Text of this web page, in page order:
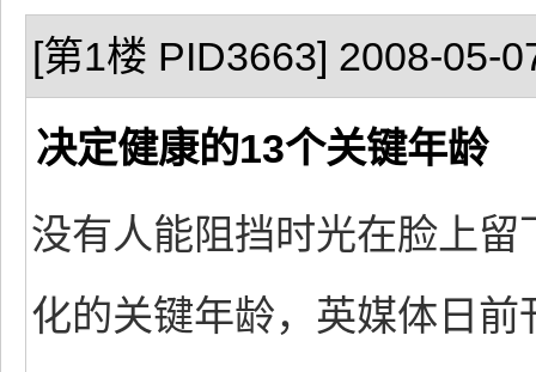
[第1楼 PID3663] 2008-05-
决定健康的13个关键年龄
没有人能阻挡时光在脸上
化的关键年龄，英媒体日